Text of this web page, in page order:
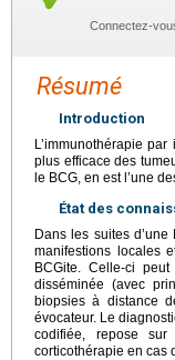
Connectez-
Résumé
Introduction
L’immunothérapie
plus efficace des
le BCG, en est l’une
État des
Dans les suites
manifestions locales
BCGite. Celle-ci
disséminée (avec
biopsies à distance
évocateur. Le
codifiée, repose sur
corticothérapie en cas